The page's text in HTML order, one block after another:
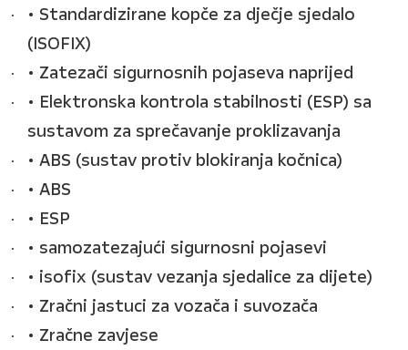
• Standardizirane kopče za dječje sjedalo
(ISOFIX)
• Zatezači sigurnosnih pojaseva naprijed
• Elektronska kontrola stabilnosti (ESP) sa
sustavom za sprečavanje proklizavanja
• ABS (sustav protiv blokiranja kočnica)
• ABS
• ESP
• samozatezajući sigurnosni pojasevi
• isofix (sustav vezanja sjedalice za dijete)
• Zračni jastuci za vozača i suvozača
• Zračne zavjese